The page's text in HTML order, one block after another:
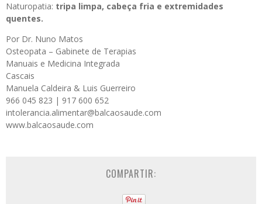
Naturopatia: tripa limpa, cabeça fria e extremidades
quentes.
Por Dr. Nuno Matos
Osteopata – Gabinete de Terapias
Manuais e Medicina Integrada
Cascais
Manuela Caldeira & Luis Guerreiro
966 045 823 | 917 600 652
intolerancia.alimentar@balcaosaude.com
www.balcaosaude.com
COMPARTIR: